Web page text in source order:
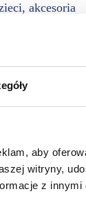
aby
witryny,
z
akcesoria
w
artykuły
konsekwentnej
Management